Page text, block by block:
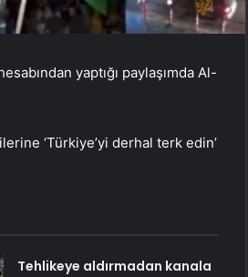
yaptığı paylaşımda Al-
‘Türkiye’yi derhal terk edin’
Tehlikeye aldırmadan kanala